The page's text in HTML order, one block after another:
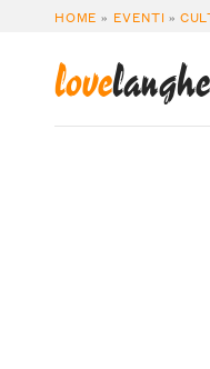
HOME » EVENTI »
lovelanghe